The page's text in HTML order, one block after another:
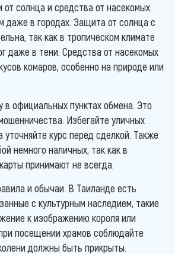
от солнца и средства от насекомых.
даже в городах. Защита от солнца с
так как в тропическом климате
даже в тени. Средства от насекомых
комаров, особенно на природе или
в официальных пунктах обмена. Это
Избегайте уличных
уточняйте курс перед сделкой. Также
немного наличных, так как в
принимают не всегда.
и обычаи. В Таиланде есть
с культурным наследием, такие
к изображению короля или
посещении храмов соблюдайте
должны быть прикрыты.